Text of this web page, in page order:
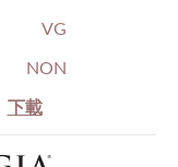
VG
NON
下載